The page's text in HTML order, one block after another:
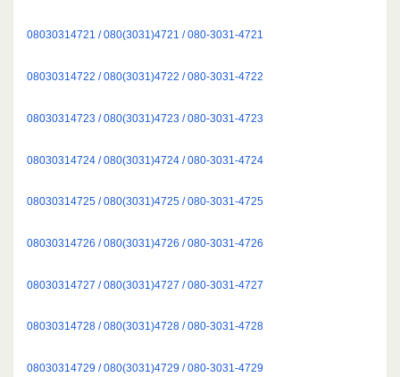
08030314721 / 080(3031)4721 / 080-3031-4721
08030314722 / 080(3031)4722 / 080-3031-4722
08030314723 / 080(3031)4723 / 080-3031-4723
08030314724 / 080(3031)4724 / 080-3031-4724
08030314725 / 080(3031)4725 / 080-3031-4725
08030314726 / 080(3031)4726 / 080-3031-4726
08030314727 / 080(3031)4727 / 080-3031-4727
08030314728 / 080(3031)4728 / 080-3031-4728
08030314729 / 080(3031)4729 / 080-3031-4729